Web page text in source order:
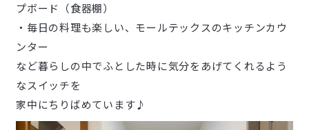
プボード（食器棚）
・毎日の料理も楽しい、モールテックスのキッチンカウ
ンター
など暮らしの中でふとした時に気分をあげてくれるよう
なスイッチを
家中にちりばめています♪